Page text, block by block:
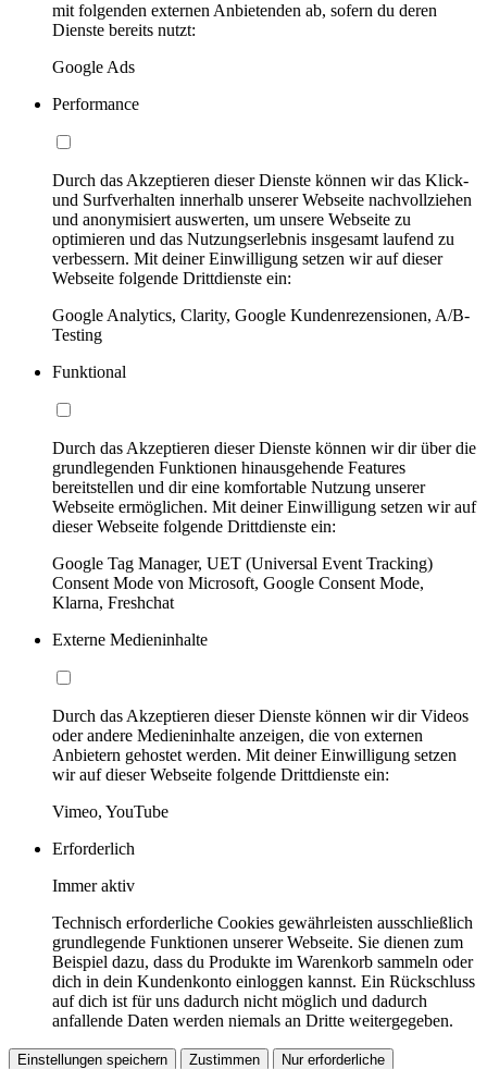
mit folgenden externen Anbietenden ab, sofern du deren
Dienste bereits nutzt:
Google Ads
Performance
Durch das Akzeptieren dieser Dienste können wir das Klick-
und Surfverhalten innerhalb unserer Webseite nachvollziehen
und anonymisiert auswerten, um unsere Webseite zu
optimieren und das Nutzungserlebnis insgesamt laufend zu
verbessern. Mit deiner Einwilligung setzen wir auf dieser
Webseite folgende Drittdienste ein:
Google Analytics, Clarity, Google Kundenrezensionen, A/B-
Testing
Funktional
Durch das Akzeptieren dieser Dienste können wir dir über die
grundlegenden Funktionen hinausgehende Features
bereitstellen und dir eine komfortable Nutzung unserer
Webseite ermöglichen. Mit deiner Einwilligung setzen wir auf
dieser Webseite folgende Drittdienste ein:
Google Tag Manager, UET (Universal Event Tracking)
Consent Mode von Microsoft, Google Consent Mode,
Klarna, Freshchat
Externe Medieninhalte
Durch das Akzeptieren dieser Dienste können wir dir Videos
oder andere Medieninhalte anzeigen, die von externen
Anbietern gehostet werden. Mit deiner Einwilligung setzen
wir auf dieser Webseite folgende Drittdienste ein:
Vimeo, YouTube
Erforderlich
Immer aktiv
Technisch erforderliche Cookies gewährleisten ausschließlich
grundlegende Funktionen unserer Webseite. Sie dienen zum
Beispiel dazu, dass du Produkte im Warenkorb sammeln oder
dich in dein Kundenkonto einloggen kannst. Ein Rückschluss
auf dich ist für uns dadurch nicht möglich und dadurch
anfallende Daten werden niemals an Dritte weitergegeben.
Einstellungen speichern Zustimmen Nur erforderliche